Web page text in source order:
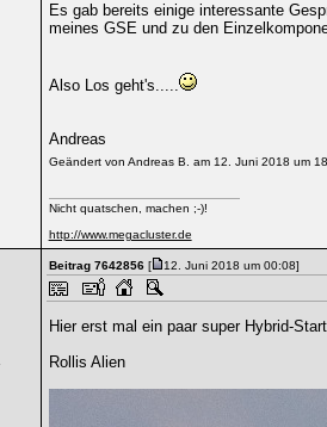
Es gab bereits einige interessante
meines GSE und zu den
Also Los geht's.....
Andreas
Geändert von Andreas B. am 12. Juni 2018 um
Nicht quatschen, machen ;-)!
http://www.megacluster.de
Beitrag 7642856[ 12. Juni 2018 um 00:08]
Hier erst mal ein paar super Hybrid-
Rollis Alien